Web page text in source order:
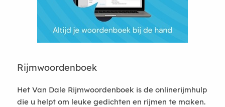
Rijmwoordenboek
Het Van Dale Rijmwoordenboek is de onlinerijmhulp
die u helpt om leuke gedichten en rijmen te maken.